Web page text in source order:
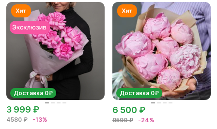
Доставка 0₽
4580 ₽ -13%
3 999 ₽
Доставка 0₽
8590 ₽ -24%
6 500 ₽